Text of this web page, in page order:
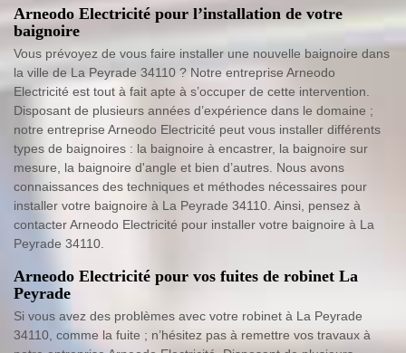
Arneodo Electricité pour l’installation de votre
baignoire
Vous prévoyez de vous faire installer une nouvelle baignoire dans
la ville de La Peyrade 34110 ? Notre entreprise Arneodo
Electricité est tout à fait apte à s’occuper de cette intervention.
Disposant de plusieurs années d’expérience dans le domaine ;
notre entreprise Arneodo Electricité peut vous installer différents
types de baignoires : la baignoire à encastrer, la baignoire sur
mesure, la baignoire d'angle et bien d’autres. Nous avons
connaissances des techniques et méthodes nécessaires pour
installer votre baignoire à La Peyrade 34110. Ainsi, pensez à
contacter Arneodo Electricité pour installer votre baignoire à La
Peyrade 34110.
Arneodo Electricité pour vos fuites de robinet La
Peyrade
Si vous avez des problèmes avec votre robinet à La Peyrade
34110, comme la fuite ; n’hésitez pas à remettre vos travaux à